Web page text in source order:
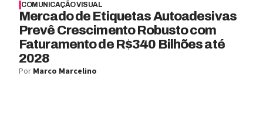
COMUNICAÇÃO VISUAL
Mercado de Etiquetas Autoadesivas
Prevê Crescimento Robusto com
Faturamento de R$340 Bilhões até
2028
Por Marco Marcelino